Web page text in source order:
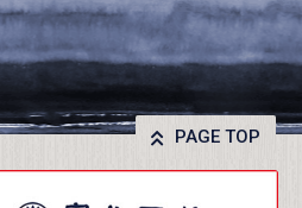
PAGE TOP